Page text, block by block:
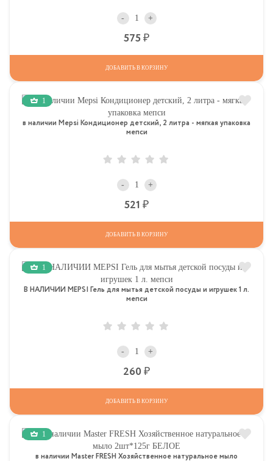
- +
575
ДОБАВИТЬ В КОРЗИНУ
1
в наличии Mepsi Кондиционер детский, 2 литра - мягкая упаковка
мепси
- +
521
ДОБАВИТЬ В КОРЗИНУ
1
В НАЛИЧИИ MEPSI Гель для мытья детской посуды и игрушек 1 л.
мепси
- +
260
ДОБАВИТЬ В КОРЗИНУ
1
в наличии Master FRESH Хозяйственное натуральное мыло